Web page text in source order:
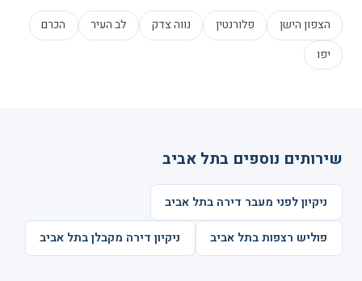
הצפון הישן פלורנטין נווה צדק לב העיר
הכרם
יפו
שירותים נוספים בתל אביב
ניקיון לפני מעבר דירה בתל אביב
פוליש רצפות בתל אביב ניקיון דירה מקבלן בתל אביב